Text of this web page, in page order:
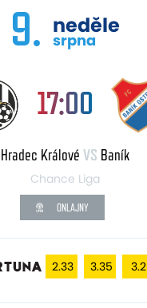
9. neděle
srpna
17:00
Hradec Králové VS Baník
Chance Liga
ONLAJNY
2.33 3.35 3.2